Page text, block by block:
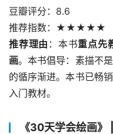
豆瓣评分：8.6
推荐指数：★★★★★
推荐理由 ：本书重点先
画。本书倡导：素描不
的循序渐进。本书已畅
入门教材。
《30天学会绘画》